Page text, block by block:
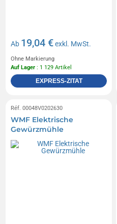
Ab 19,04 €exkl. MwSt.
Ohne Markierung
Auf Lager : 1 129 Artikel
EXPRESS-ZITAT
Réf. 00048V0202630
WMF Elektrische
Gewürzmühle